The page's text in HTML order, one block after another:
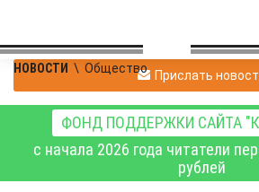
НОВОСТИ \ Общество Прислать
ФОНД ПОДДЕРЖКИ САЙТА
с начала 2026 года читатели
рублей